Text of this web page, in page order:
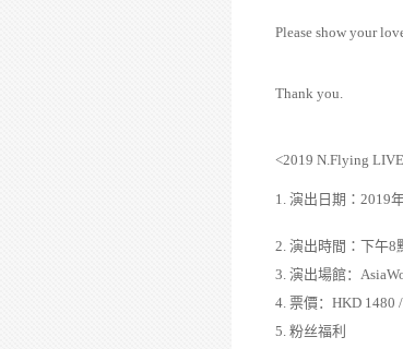
Please show your
Thank you.
<2019 N.Flying
1. 演出日期 ： 2019
2. 演出時間 ： 下午8
3. 演出場館：
4. 票價： HKD 1480
5. 粉丝福利